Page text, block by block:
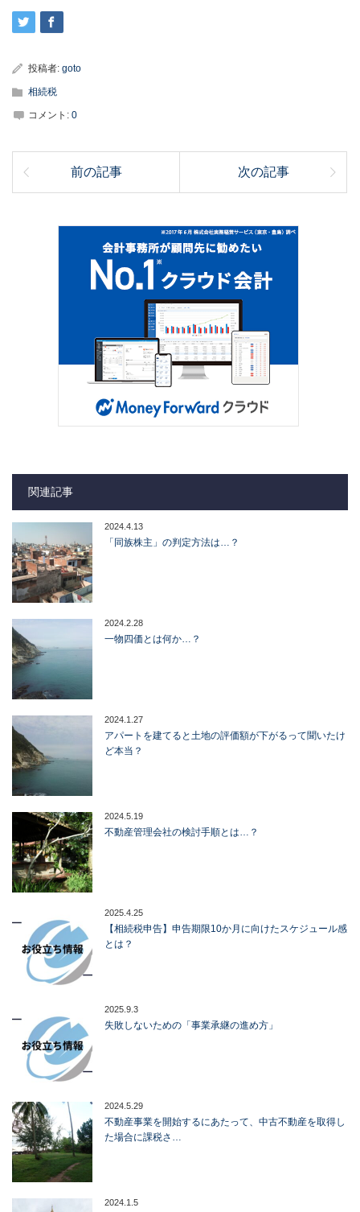
投稿者: goto
相続税
コメント: 0
前の記事 次の記事
関連記事
2024.4.13
「同族株主」の判定方法は…？
2024.2.28
一物四価とは何か…？
2024.1.27
アパートを建てると土地の評価額が下がるって聞いたけ
ど本当？
2024.5.19
不動産管理会社の検討手順とは…？
2025.4.25
【相続税申告】申告期限10か月に向けたスケジュール感
とは？
2025.9.3
失敗しないための「事業承継の進め方」
2024.5.29
不動産事業を開始するにあたって、中古不動産を取得し
た場合に課税さ…
2024.1.5